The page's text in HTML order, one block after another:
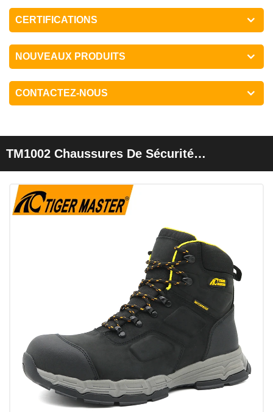
CERTIFICATIONS
NOUVEAUX PRODUITS
CONTACTEZ-NOUS
TM1002 Chaussures De Sécurité
Véritable Avec Bout En Fibre De Verre Pour